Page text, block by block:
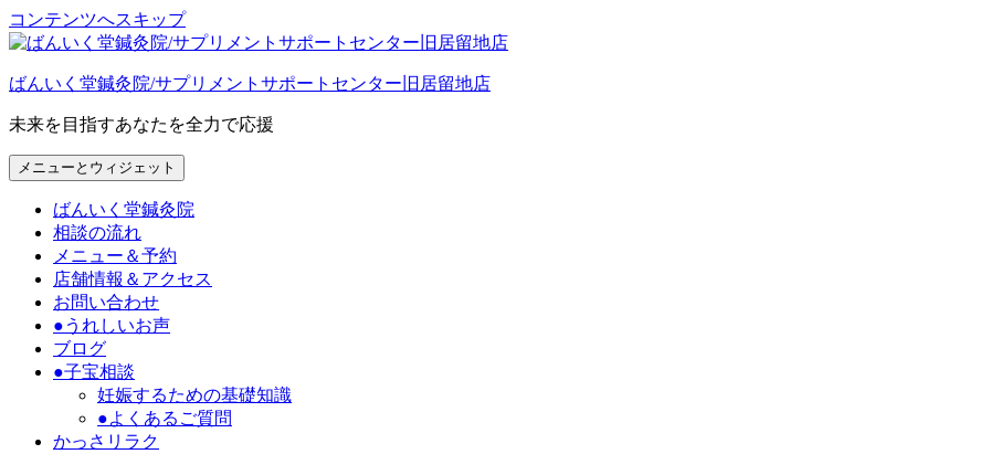
コンテンツへスキップ
ばんいく堂鍼灸院/サプリメントサポートセンター旧居留地店
未来を目指すあなたを全力で応援
メニューとウィジェット
ばんいく堂鍼灸院
相談の流れ
メニュー＆予約
店舗情報＆アクセス
お問い合わせ
●うれしいお声
ブログ
●子宝相談
妊娠するための基礎知識
●よくあるご質問
かっさリラク